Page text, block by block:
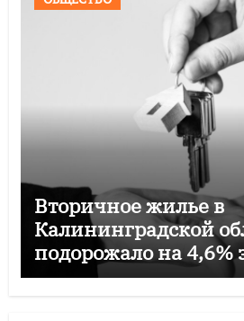
Вторичное жилье в
Калининградской
подорожало на 4,6%